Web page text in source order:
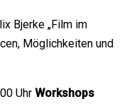
Bjerke „Film im
Möglichkeiten und
Uhr Workshops